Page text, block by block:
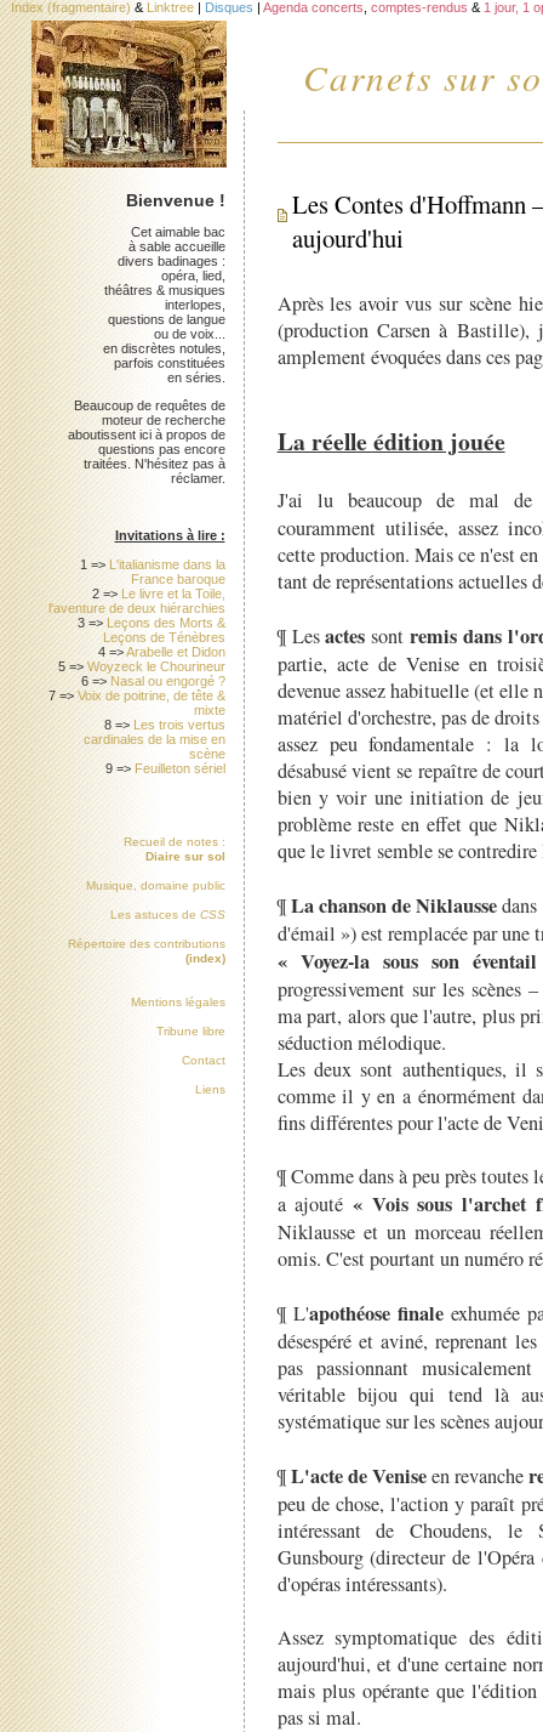
Carnets sur
Index (fragmentaire) & Linktree | Disques | Agenda concerts comptes-rendus & 1 jour, 1
Les Contes d'Hoffmann
aujourd'hui
Après les avoir vus sur scène
(production Carsen à Bastille),
amplement évoquées dans ces
La réelle édition jouée
J'ai lu beaucoup de mal
couramment utilisée, assez
cette production. Mais ce n'est
tant de représentations actuelles
¶ Lesactes sont remis dans
partie, acte de Venise en
devenue assez habituelle (et elle
matériel d'orchestre, pas de
assez peu fondamentale : la
désabusé vient se repaître de
bien y voir une initiation de
problème reste en effet que
que le livret semble se
¶La chanson de Niklausse
d'émail ») est remplacée par une
« Voyez-la sous son
progressivement sur les
ma part, alors que l'autre, plus
séduction mélodique.
Les deux sont authentiques, il
comme il y en a énormément
fins différentes pour l'acte de
¶ Comme dans à peu près toutes
a ajouté« Vois sous l'archet
Niklausse et un morceau
omis. C'est pourtant un numéro
¶ L'apothéose finaleexhumée
désespéré et aviné, reprenant
pas passionnant
véritable bijou qui tend là
systématique sur les scènes
¶L'acte de Veniseen revanche
peu de chose, l'action y paraît
intéressant de Choudens, le
Gunsbourg (directeur de
d'opéras intéressants).
Assez symptomatique des
aujourd'hui, et d'une certaine
mais plus opérante que
pas si mal.
Bienvenue !
Cet aimable bac
à sable accueille
divers badinages :
opéra, lied,
théâtres & musiques
interlopes,
questions de langue
ou de voix...
en discrètes notules,
parfois constituées
en séries.
Beaucoup de requêtes de
moteur de recherche
aboutissent ici à propos de
questions pas encore
traitées. N'hésitez pas à
réclamer.
Invitations à lire :
1 => L'italianisme dans la
France baroque
2 => Le livre et la Toile,
l'aventure de deux hiérarchies
3 => Leçons des Morts &
Leçons de Ténèbres
4 =>Arabelle et Didon
5 =>Woyzeck le Chourineur
6 => Nasal ou engorgé ?
7 =>Voix de poitrine, de tête &
mixte
8 => Les trois vertus
cardinales de la mise en
scène
9 => Feuilleton sériel
Recueil de notes :
Diaire sur sol
Musique, domaine public
Les astuces de CSS
Répertoire des contributions
(index)
Mentions légales
Tribune libre
Contact
Liens